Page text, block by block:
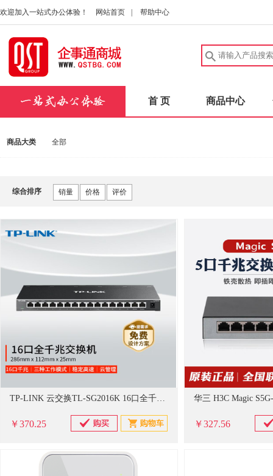
欢迎加入一站式办公体验！ 网站首页 帮助中心
首 页 商品中心
商品大类 全部
综合排序 销量 价格 评价
TP-LINK 云交换TL-SG2016K 16口全千兆Web网管 云管理交换机 企业级交换器 监控网络网线分线器 分流器
￥370.25
华三 H3C Magic
￥327.56